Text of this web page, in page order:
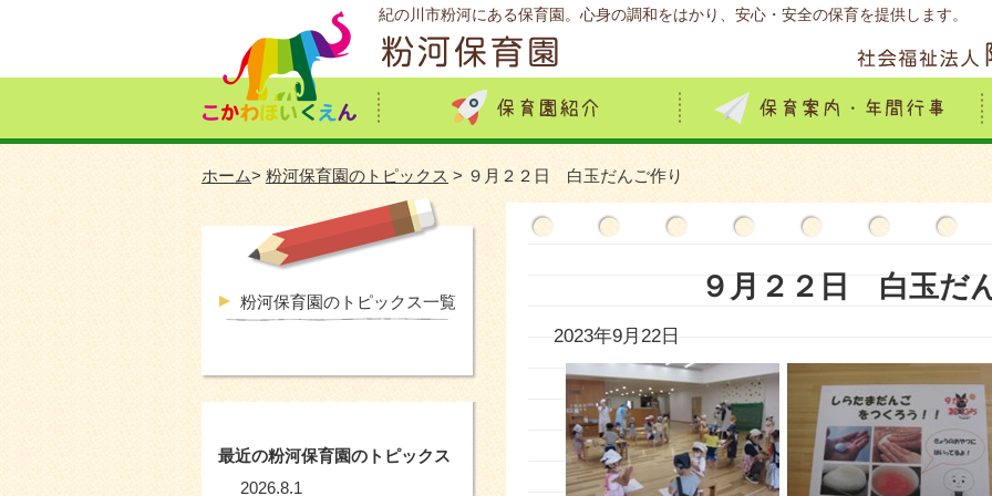
紀の川市粉河にある保育園。心身の調和をはかり、安心・安全の保育を提供します。
ホーム> 粉河保育園のトピックス > ９月２２日 白玉だんご作り
９月２２日 白玉だ
2023年9月22日
粉河保育園のトピックス一覧
最近の粉河保育園のトピックス
2026.8.1